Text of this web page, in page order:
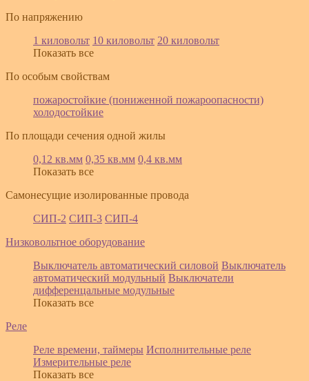
По напряжению
1 киловольт 10 киловольт 20 киловольт
Показать все
По особым свойствам
пожаростойкие (пониженной пожароопасности)
холодостойкие
По площади сечения одной жилы
0,12 кв.мм 0,35 кв.мм 0,4 кв.мм
Показать все
Самонесущие изолированные провода
СИП-2 СИП-3 СИП-4
Низковольтное оборудование
Выключатель автоматический силовой Выключатель
автоматический модульный Выключатели
дифференцальные модульные
Показать все
Реле
Реле времени, таймеры Исполнительные реле
Измерительные реле
Показать все